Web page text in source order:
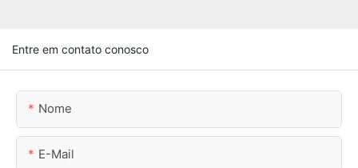
Entre em contato conosco
Nome
E-Mail